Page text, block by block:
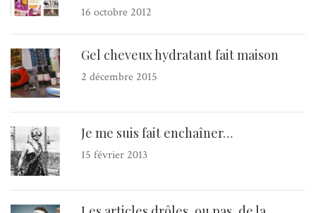
16 octobre 2012
Gel cheveux hydratant fait maison
2 décembre 2015
Je me suis fait enchaîner…
15 février 2013